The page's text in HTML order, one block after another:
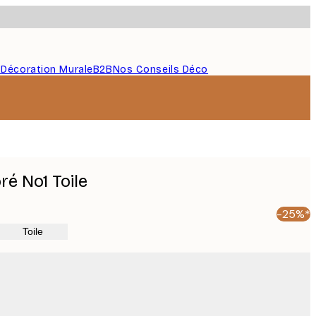
Décoration MuraleB2BNos Conseils Déco
No1 Toile
-25%*
Toile